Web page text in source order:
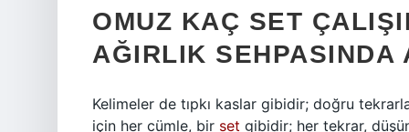
OMUZ KAÇ SET
AĞIRLIK SEHPASINDA
Kelimeler de tıpkı kaslar gibidir; doğru
için her cümle, bir set gibidir; her tekrar,